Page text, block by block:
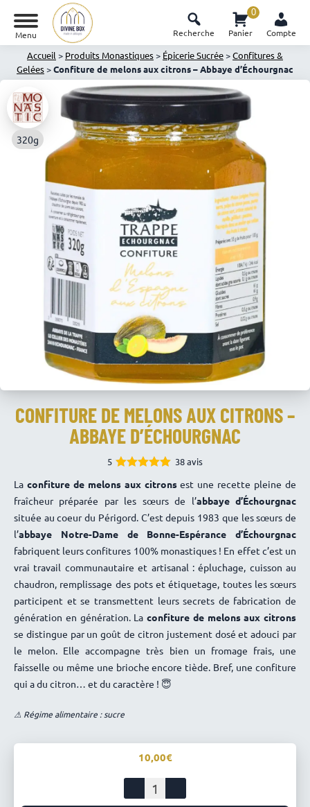
Menu Recherche Panier
0
Compte
Accueil > Produits Monastiques> Épicerie Sucrée>Confitures &
Gelées>Confiture de melons aux citrons – Abbaye d’Échourgnac
320g
CONFITURE DE MELONS AUX CITRONS –
ABBAYE D’ÉCHOURGNAC
5
4.97
sur 5
38 avis
La confiture de melons aux citronsest une recette pleine de
fraîcheur préparée par les sœurs de l’abbaye d’Échourgnac
située au coeur du Périgord. C’est depuis 1983 que les sœurs de
l’abbaye Notre-Dame de Bonne-Espérance d’Échourgnac
fabriquent leurs confitures 100% monastiques ! En effet c’est un
vrai travail communautaire et artisanal : épluchage, cuisson au
chaudron, remplissage des pots et étiquetage, toutes les sœurs
participent et se transmettent leurs secrets de fabrication de
génération en génération. La confiture de melons aux citrons
se distingue par un goût de citron justement dosé et adouci par
le melon. Elle accompagne très bien un fromage frais, une
faisselle ou même une brioche encore tiède. Bref, une confiture
qui a du citron… et du caractère ! 😇
⚠ Régime alimentaire : sucre
10,00
quantité
de